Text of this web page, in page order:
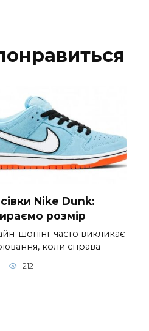
Nike Dunk:
розмір
шопінг часто викликає
коли справа
212